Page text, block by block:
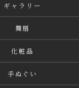
ギャラリー
舞扇
化粧品
手ぬぐい